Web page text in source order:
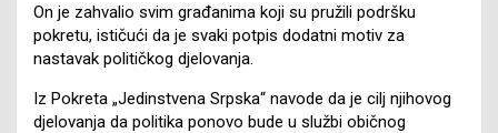
On je zahvalio svim građanima koji su pružili podršku
pokretu, ističući da je svaki potpis dodatni motiv za
nastavak političkog djelovanja.
Iz Pokreta „Jedinstvena Srpska“ navode da je cilj njihovog
djelovanja da politika ponovo bude u službi običnog